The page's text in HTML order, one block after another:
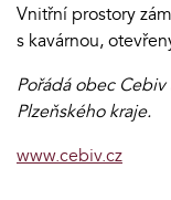
Vnitřní prostory
s kavárnou,
Pořádá obec
Plzeňského kraje.
www.cebiv.cz